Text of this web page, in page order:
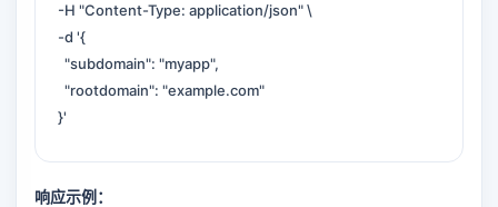
-H "Content-Type: application/json" \
-d '{
"subdomain": "myapp",
"rootdomain": "example.com"
}'
响应示例：